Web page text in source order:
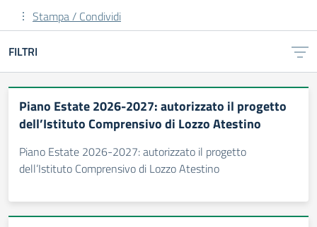
Stampa / Condividi
FILTRI
Piano Estate 2026-2027: autorizzato il progetto
dell’Istituto Comprensivo di Lozzo Atestino
Piano Estate 2026-2027: autorizzato il progetto
dell’Istituto Comprensivo di Lozzo Atestino